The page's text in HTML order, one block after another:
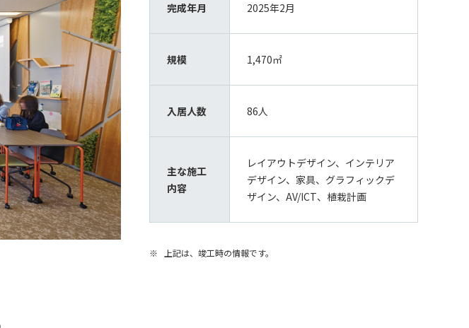
完成年月 2025年2月
規模 1,470㎡
入居人数 86人
主な施工
内容
レイアウトデザイン、インテリア
デザイン、家具、グラフィックデ
ザイン、AV/ICT、植栽計画
上記は、竣工時の情報です。